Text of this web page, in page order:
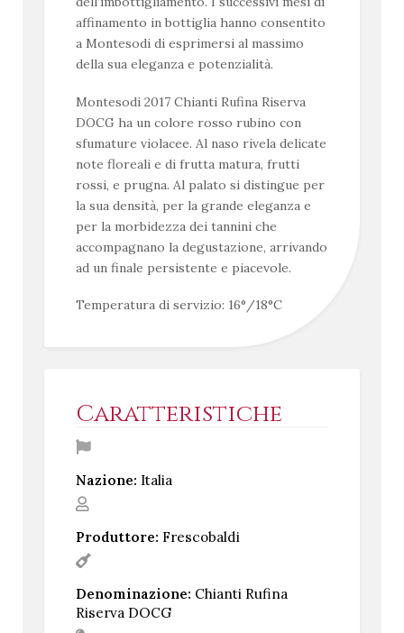
affinamento in bottiglia hanno consentito
a Montesodi di esprimersi al massimo
della sua eleganza e potenzialità.
Montesodi 2017 Chianti Rufina Riserva
DOCG ha un colore rosso rubino con
sfumature violacee. Al naso rivela delicate
note floreali e di frutta matura, frutti
rossi, e prugna. Al palato si distingue per
la sua densità, per la grande eleganza e
per la morbidezza dei tannini che
accompagnano la degustazione, arrivando
ad un finale persistente e piacevole.
Temperatura di servizio: 16°/18°C
Caratteristiche
Nazione: Italia
Produttore: Frescobaldi
Denominazione: Chianti Rufina
Riserva DOCG